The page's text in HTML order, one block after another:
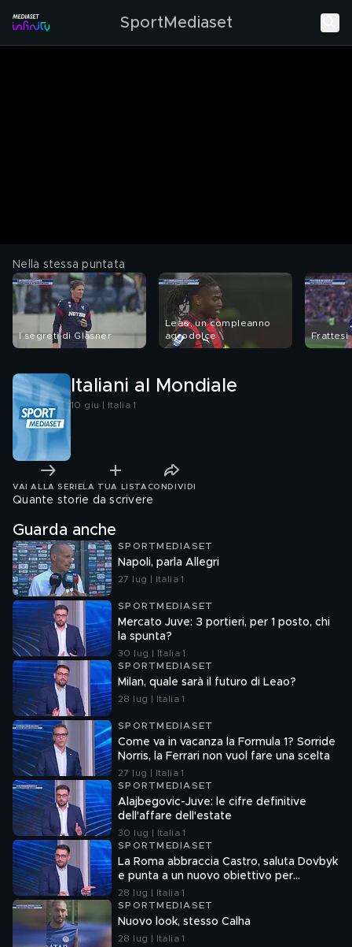
SportMediaset
Nella stessa puntata
I segreti di Glasner
Leao, un compleanno
agrodolce
Frattesi
Italiani al Mondiale
10 giu | Italia 1
VAI ALLA SERIE LA TUA LISTA CONDIVIDI
Quante storie da scrivere
Guarda anche
SPORTMEDIASET
Napoli, parla Allegri
27 lug | Italia 1
SPORTMEDIASET
Mercato Juve: 3 portieri, per 1 posto, chi
la spunta?
30 lug | Italia 1
SPORTMEDIASET
Milan, quale sarà il futuro di Leao?
28 lug | Italia 1
SPORTMEDIASET
Come va in vacanza la Formula 1? Sorride
Norris, la Ferrari non vuol fare una scelta
27 lug | Italia 1
SPORTMEDIASET
Alajbegovic-Juve: le cifre definitive
dell'affare dell'estate
30 lug | Italia 1
SPORTMEDIASET
La Roma abbraccia Castro, saluta Dovbyk
e punta a un nuovo obiettivo per
l'attacco
28 lug | Italia 1
SPORTMEDIASET
Nuovo look, stesso Calha
28 lug | Italia 1